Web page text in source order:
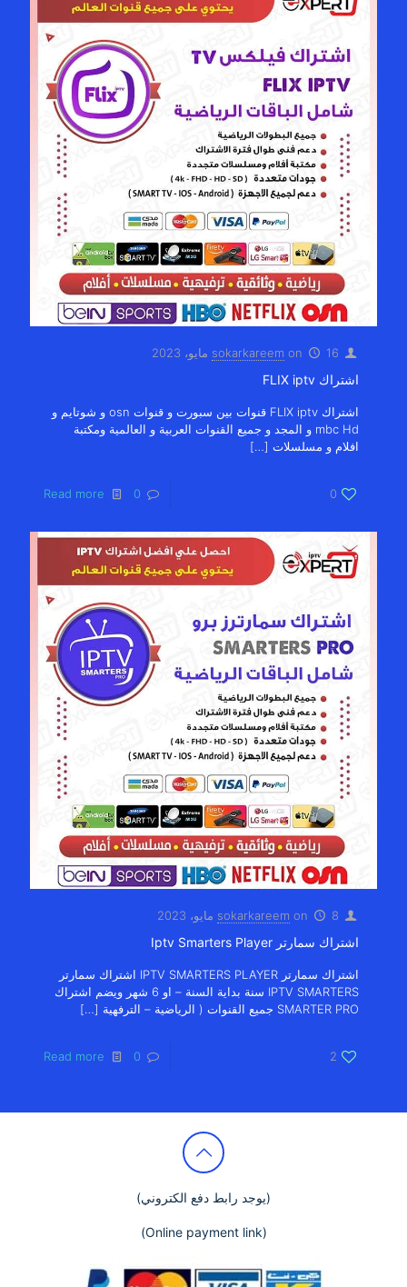
sokarkareem on 16 مايو، 2023
اشتراك FLIX iptv
اشتراك FLIX iptv قنوات بين سبورت و قنوات osn و شوتايم و
mbc Hd و المجد و جميع القنوات العربية و العالمية ومكتبة
افلام و مسلسلات […]
0
0
Read more
sokarkareem on 8 مايو، 2023
اشتراك سمارتر Iptv Smarters Player
اشتراك سمارتر IPTV SMARTERS PLAYER اشتراك سمارتر
IPTV SMARTERS سنة بداية السنة – او 6 شهر ويضم اشتراك
SMARTER PRO جميع القنوات ( الرياضية – الترفهية
[…]
2
0
Read more
(يوجد رابط دفع الكتروني)
(Online payment link)